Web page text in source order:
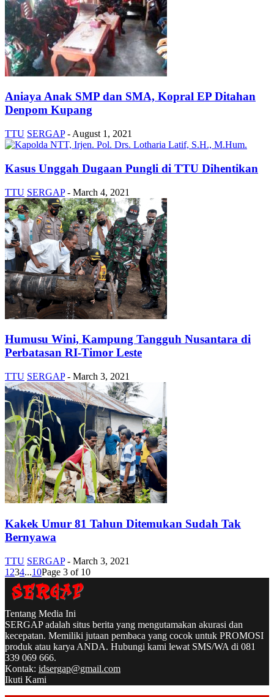
Aniaya Anak SMP dan SMA, Kopral EP Ditahan
Denpom Kupang
TTU SERGAP - August 1, 2021
Kasus Unggah Dugaan Pungli di TTU Dihentikan
TTU SERGAP - March 4, 2021
Humusu Wini, Kampung Tangguh Nusantara di
Perbatasan RI-Timor Leste
TTU SERGAP - March 3, 2021
Kakek Umur 81 Tahun Ditemukan Sudah Tak
Bernyawa
TTU SERGAP - March 3, 2021
1 234...10Page 3 of 10
Tentang Media Ini
SERGAP adalah situs berita yang mengutamakan akurasi dan
kecepatan. Memiliki jutaan pembaca yang cocok untuk PROMOSI
produk atau karya ANDA. Hubungi kami lewat SMS/WA di 081
339 069 666.
Kontak: idsergap@gmail.com
Ikuti Kami